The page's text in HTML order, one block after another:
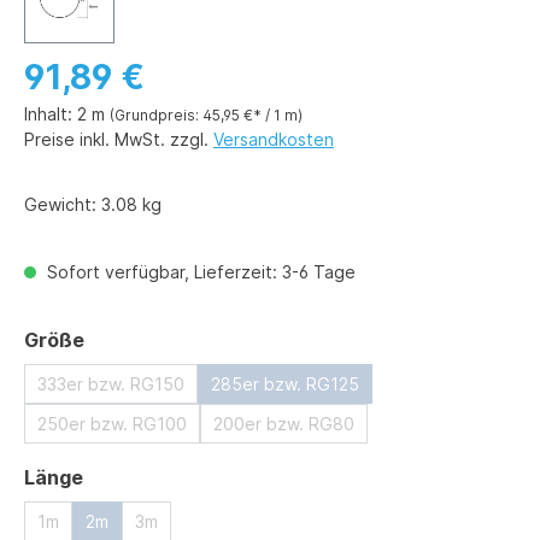
91,89 €
Inhalt: 2 m (Grundpreis: 45,95 €* / 1 m)
Preise inkl. MwSt. zzgl. Versandkosten
Gewicht: 3.08 kg
Sofort verfügbar, Lieferzeit: 3-6 Tage
Größeauswählen
333er bzw. RG150
285er bzw. RG125
250er bzw. RG100
200er bzw. RG80
Längeauswählen
1m 2m 3m